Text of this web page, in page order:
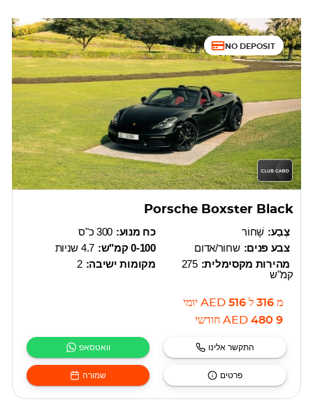
NO DEPOSIT
Porsche Boxster Black
כח מנוע: 300 כ"ס
0-100 קמ"ש:
4.7 שניות
מקומות ישיבה: 2
צֶבַע: שָׁחוֹר
צבע פנים: שחור/אדום
מהירות מקסימלית: 275
קמ"ש
מ 316 ל 516
AED יומי
9 480
AED חודשי
וואטסאפ התקשר אלינו
שמורה פרטים